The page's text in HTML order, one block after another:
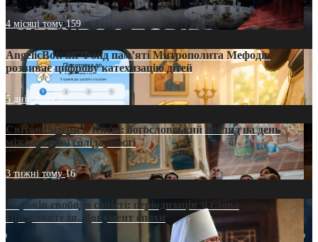
4 місяці тому159
AngelicBot: як Фонд пам’яті Митрополита Мефодія
розвиває цифрову катехизацію дітей
5 днів тому9
Світові лідери в Києві: богословський погляд на день
міжнародної солідарності
3 тижні тому16
35 років свободи совісті: періодизація зі слова
Предстоятеля. Документ епохи